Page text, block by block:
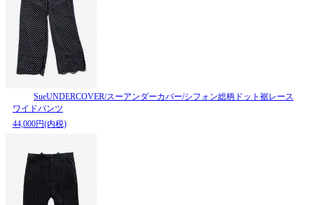
SueUNDERCOVER/スーアンダーカバー/シフォン総柄ドット裾レース
ワイドパンツ
44,000円(内税)